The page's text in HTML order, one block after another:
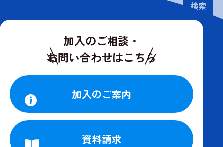
検索
加入のご相談・
お問い合わせはこちら
加入のご案内
資料請求